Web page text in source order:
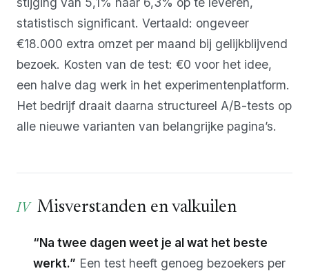
statistisch significant. Vertaald: ongeveer
€18.000 extra omzet per maand bij gelijkblijvend
bezoek. Kosten van de test: €0 voor het idee,
een halve dag werk in het experimentenplatform.
Het bedrijf draait daarna structureel A/B-tests op
alle nieuwe varianten van belangrijke pagina’s.
Misverstanden en valkuilen
“Na twee dagen weet je al wat het beste
werkt.” Een test heeft genoeg bezoekers per